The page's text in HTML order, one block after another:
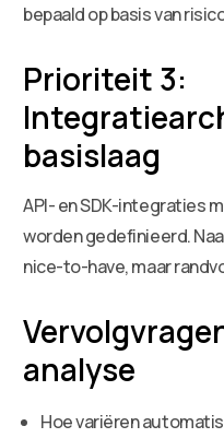
bepaald op basis van
Prioriteit 3:
basislaag
API- en SDK-integraties
worden gedefinieerd.
nice-to-have, maar
analyse
Hoe variëren